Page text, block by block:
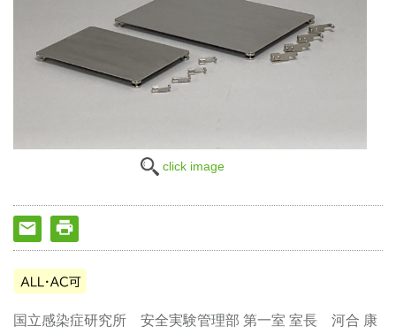
click image
国立感染症研究所 安全実験管理部 第一室 室長 河合 康